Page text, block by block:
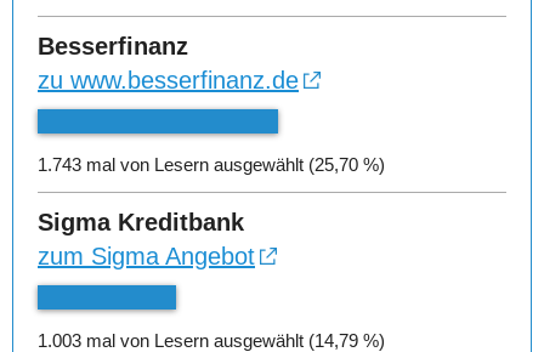
Besserfinanz
zu www.besserfinanz.de
1.743 mal von Lesern ausgewählt (25,70 %)
Sigma Kreditbank
zum Sigma Angebot
1.003 mal von Lesern ausgewählt (14,79 %)